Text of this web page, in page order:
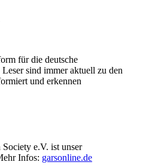
für die deutsche
sind immer aktuell zu den
und erkennen
e.V. ist unser
Infos: garsonline.de